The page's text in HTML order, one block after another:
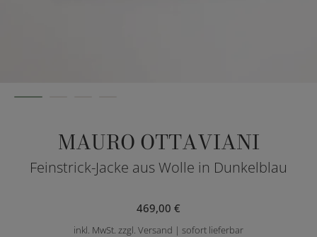
MAURO OTTAVIANI
Feinstrick-Jacke aus Wolle in Dunkelblau
469,00 €
inkl. MwSt. zzgl. Versand | sofort lieferbar